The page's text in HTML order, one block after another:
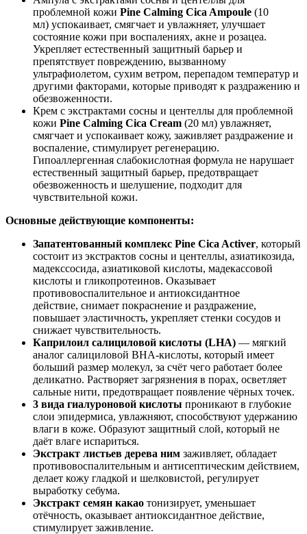
проблемной кожи Pine Calming Cica Ampoule (10
мл) успокаивает, смягчает и увлажняет, улучшает
состояние кожи при воспалениях, акне и розацеа.
Укрепляет естественный защитный барьер и
препятствует повреждению, вызванному
ультрафиолетом, сухим ветром, перепадом температур и
другими факторами, которые приводят к раздражению и
обезвоженности.
Крем с экстрактами сосны и центеллы для проблемной
кожи Pine Calming Cica Cream (20 мл) увлажняет,
смягчает и успокаивает кожу, заживляет раздражение и
воспаление, стимулирует регенерацию.
Гипоаллергенная слабокислотная формула не нарушает
естественный защитный барьер, предотвращает
обезвоженность и шелушение, подходит для
чувствительной кожи.
Основные действующие компоненты:
Запатентованный комплекс Pine Cica Activer, который
состоит из экстрактов сосны и центеллы, азиатикозида,
мадекссосида, азиатиковой кислоты, мадекассовой
кислоты и гликопротеинов. Оказывает
противовоспалительное и антиоксидантное
действие, снимает покраснение и раздражение,
повышает эластичность, укрепляет стенки сосудов и
снижает чувствительность.
Каприлоил салициловой кислоты (LHA) — мягкий
аналог салициловой BHA-кислоты, который имеет
больший размер молекул, за счёт чего работает более
деликатно. Растворяет загрязнения в порах, осветляет
сальные нити, предотвращает появление чёрных точек.
3 вида гиалуроновой кислоты проникают в глубокие
слои эпидермиса, увлажняют, способствуют удержанию
влаги в коже. Образуют защитный слой, который не
даёт влаге испариться.
Экстракт листьев дерева ним заживляет, обладает
противовоспалительным и антисептическим действием,
делает кожу гладкой и шелковистой, регулирует
выработку себума.
Экстракт семян какао тонизирует, уменьшает
отёчность, оказывает антиоксидантное действие,
стимулирует заживление.